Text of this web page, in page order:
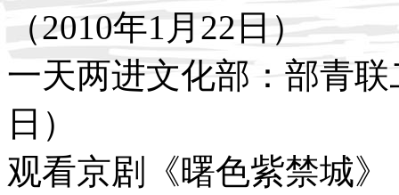
（2010年1月22日）
一天两进文化部：部青
日）
观看京剧《曙色紫禁城》